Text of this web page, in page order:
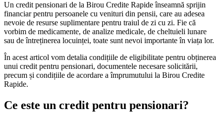
Un credit pensionari de la Birou Credite Rapide înseamnă sprijin
financiar pentru persoanele cu venituri din pensii, care au adesea
nevoie de resurse suplimentare pentru traiul de zi cu zi. Fie că
vorbim de medicamente, de analize medicale, de cheltuieli lunare
sau de întreținerea locuinței, toate sunt nevoi importante în viața lor.
În acest articol vom detalia condițiile de eligibilitate pentru obținerea
unui credit pentru pensionari, documentele necesare solicitării,
precum și condițiile de acordare a împrumutului la Birou Credite
Rapide.
Ce este un credit pentru pensionari?